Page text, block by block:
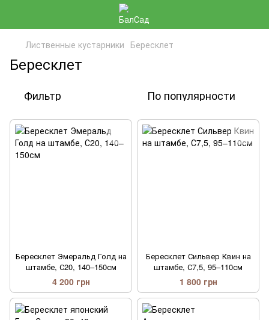
Лиственные кустарники Бересклет
Бересклет
Фильтр По популярности
Бересклет Эмеральд Голд на
штамбе, С20, 140–150см
4 200 грн
Бересклет Сильвер Квин на
штамбе, С7,5, 95–110см
1 800 грн